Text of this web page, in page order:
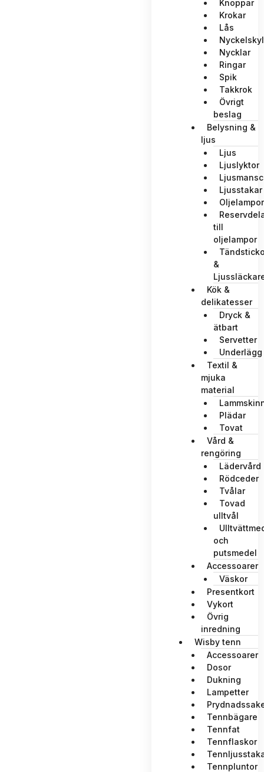
Knoppar
Krokar
Lås
Nycklar
Ringar
Spik
Takkrok
Övrigt
beslag
Belysning &
ljus
Ljus
Ljuslyktor
Ljusstakar
Oljelampor
till
oljelampor
&
Kök &
delikatesser
Dryck &
ätbart
Servetter
Underlägg
Textil &
mjuka
material
Plädar
Tovat
Vård &
rengöring
Lädervård
Rödceder
Tvålar
Tovad
ulltvål
och
putsmedel
Accessoarer
Väskor
Presentkort
Vykort
Övrig
inredning
Wisby tenn
Accessoarer
Dosor
Dukning
Lampetter
Tennbägare
Tennfat
Tennflaskor
Tennpluntor